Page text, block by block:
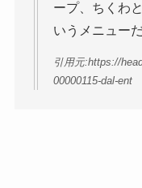
ープ、ちくわ
いうメニューだ
引用元:https://
00000115-dal-ent